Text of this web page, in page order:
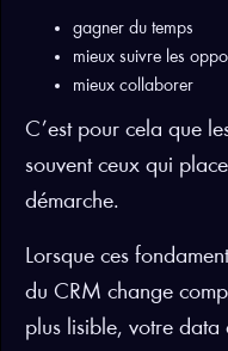
gagner du temps
mieux suivre les
mieux collaborer
C’est pour cela que
souvent ceux qui
démarche.
Lorsque ces
du CRM change
plus lisible, votre